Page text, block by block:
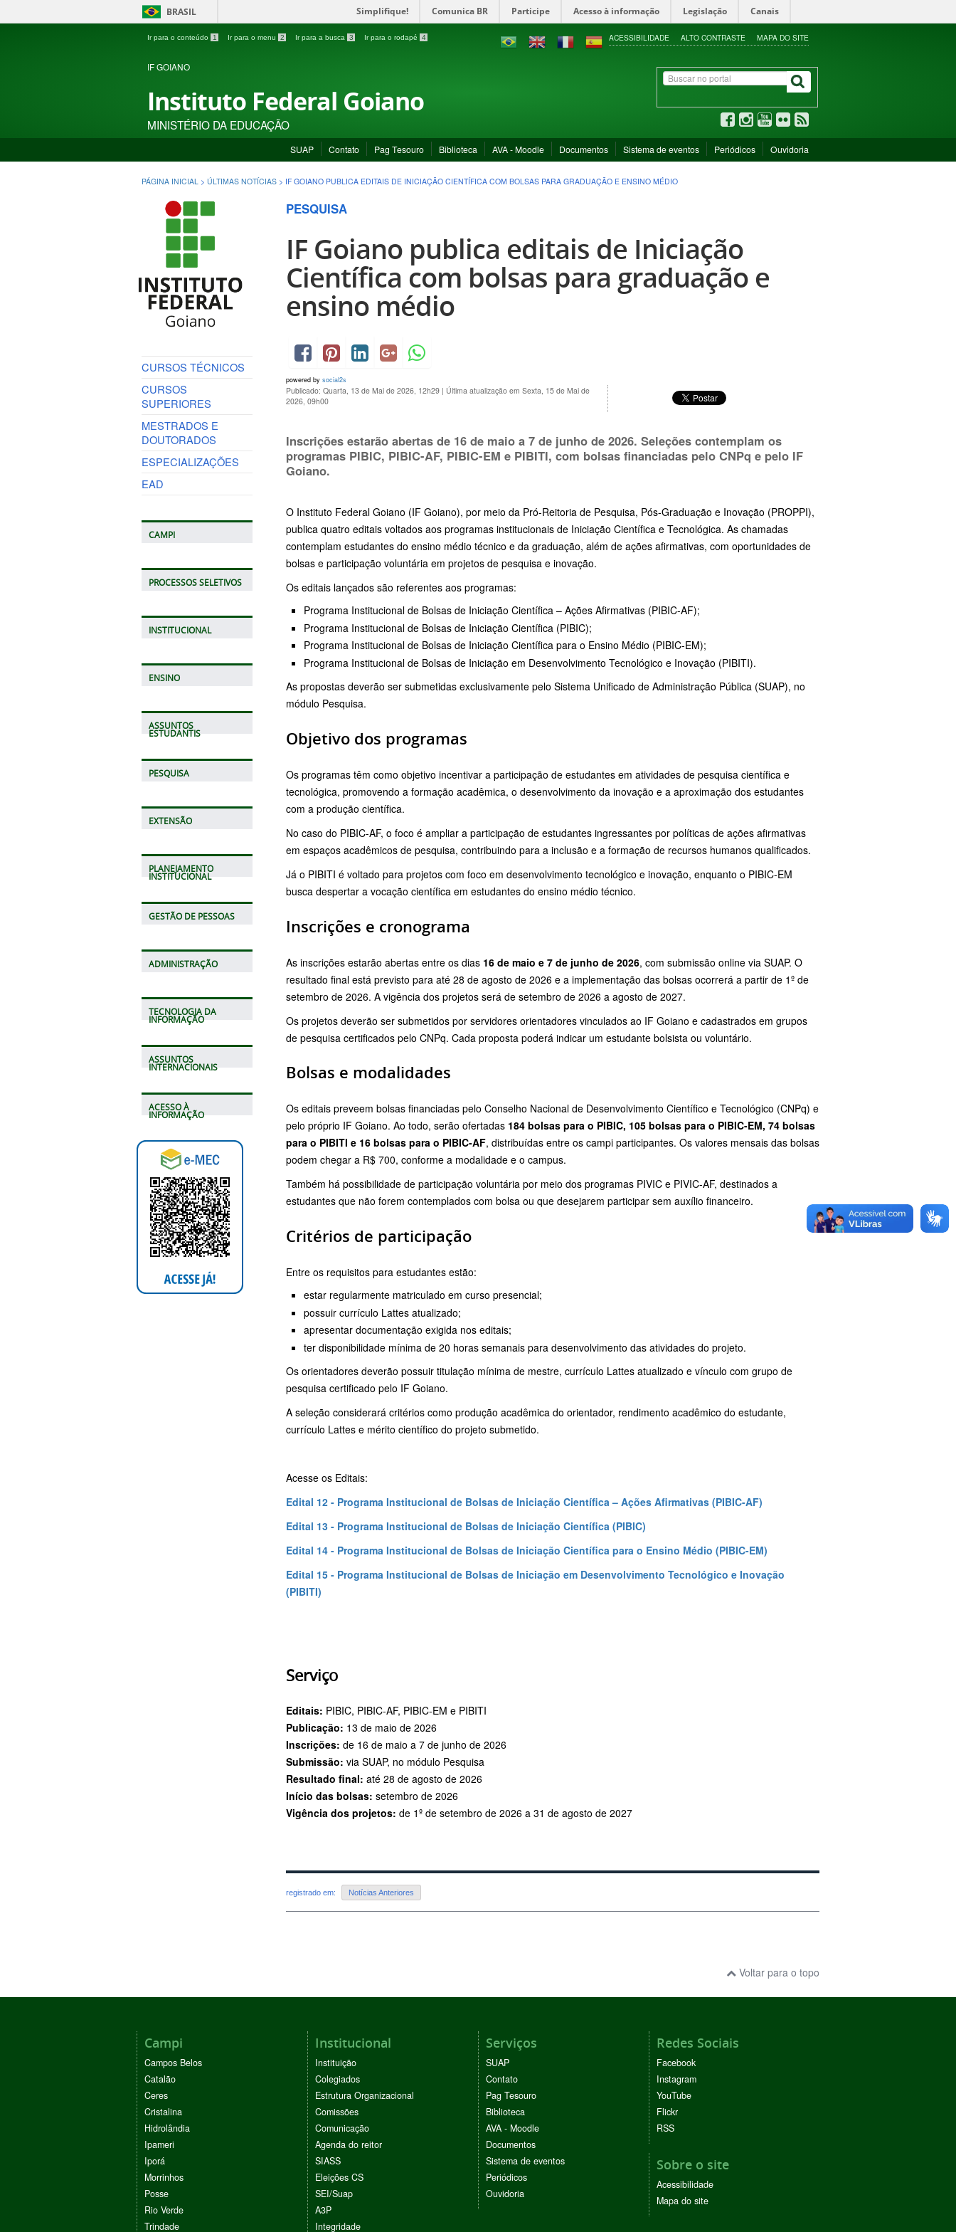
BRASIL Simplifique! Comunica BR Participe Acesso à informação Legislação Canais
Ir para o conteúdo 1 Ir para o menu 2 Ir para a busca 3 Ir para o rodapé 4 ACESSIBILIDADE ALTO CONTRASTE MAPA DO SITE
IF GOIANO
Instituto Federal Goiano
MINISTÉRIO DA EDUCAÇÃO
SUAP Contato Pag Tesouro Biblioteca AVA - Moodle Documentos Sistema de eventos Periódicos Ouvidoria
PÁGINA INICIAL > ÚLTIMAS NOTÍCIAS > IF GOIANO PUBLICA EDITAIS DE INICIAÇÃO CIENTÍFICA COM BOLSAS PARA GRADUAÇÃO E ENSINO MÉDIO
CURSOS TÉCNICOS
CURSOS
SUPERIORES
MESTRADOS E
DOUTORADOS
ESPECIALIZAÇÕES
EAD
CAMPI
PROCESSOS SELETIVOS
INSTITUCIONAL
ENSINO
ASSUNTOS
ESTUDANTIS
PESQUISA
EXTENSÃO
PLANEJAMENTO
INSTITUCIONAL
GESTÃO DE PESSOAS
ADMINISTRAÇÃO
TECNOLOGIA DA
INFORMAÇÃO
ASSUNTOS
INTERNACIONAIS
ACESSO À
INFORMAÇÃO
PESQUISA
IF Goiano publica editais de Iniciação
Científica com bolsas para graduação e
ensino médio
powered by social2s
Publicado: Quarta, 13 de Mai de 2026, 12h29 | Última atualização em Sexta, 15 de Mai de
2026, 09h00
Inscrições estarão abertas de 16 de maio a 7 de junho de 2026. Seleções contemplam os
programas PIBIC, PIBIC-AF, PIBIC-EM e PIBITI, com bolsas financiadas pelo CNPq e pelo IF
Goiano.
O Instituto Federal Goiano (IF Goiano), por meio da Pró-Reitoria de Pesquisa, Pós-Graduação e Inovação (PROPPI),
publica quatro editais voltados aos programas institucionais de Iniciação Científica e Tecnológica. As chamadas
contemplam estudantes do ensino médio técnico e da graduação, além de ações afirmativas, com oportunidades de
bolsas e participação voluntária em projetos de pesquisa e inovação.
Os editais lançados são referentes aos programas:
Programa Institucional de Bolsas de Iniciação Científica – Ações Afirmativas (PIBIC-AF);
Programa Institucional de Bolsas de Iniciação Científica (PIBIC);
Programa Institucional de Bolsas de Iniciação Científica para o Ensino Médio (PIBIC-EM);
Programa Institucional de Bolsas de Iniciação em Desenvolvimento Tecnológico e Inovação (PIBITI).
As propostas deverão ser submetidas exclusivamente pelo Sistema Unificado de Administração Pública (SUAP), no
módulo Pesquisa.
Objetivo dos programas
Os programas têm como objetivo incentivar a participação de estudantes em atividades de pesquisa científica e
tecnológica, promovendo a formação acadêmica, o desenvolvimento da inovação e a aproximação dos estudantes
com a produção científica.
No caso do PIBIC-AF, o foco é ampliar a participação de estudantes ingressantes por políticas de ações afirmativas
em espaços acadêmicos de pesquisa, contribuindo para a inclusão e a formação de recursos humanos qualificados.
Já o PIBITI é voltado para projetos com foco em desenvolvimento tecnológico e inovação, enquanto o PIBIC-EM
busca despertar a vocação científica em estudantes do ensino médio técnico.
Inscrições e cronograma
As inscrições estarão abertas entre os dias 16 de maio e 7 de junho de 2026, com submissão online via SUAP. O
resultado final está previsto para até 28 de agosto de 2026 e a implementação das bolsas ocorrerá a partir de 1º de
setembro de 2026. A vigência dos projetos será de setembro de 2026 a agosto de 2027.
Os projetos deverão ser submetidos por servidores orientadores vinculados ao IF Goiano e cadastrados em grupos
de pesquisa certificados pelo CNPq. Cada proposta poderá indicar um estudante bolsista ou voluntário.
Bolsas e modalidades
Os editais preveem bolsas financiadas pelo Conselho Nacional de Desenvolvimento Científico e Tecnológico (CNPq) e
pelo próprio IF Goiano. Ao todo, serão ofertadas 184 bolsas para o PIBIC, 105 bolsas para o PIBIC-EM, 74 bolsas
para o PIBITI e 16 bolsas para o PIBIC-AF, distribuídas entre os campi participantes. Os valores mensais das bolsas
podem chegar a R$ 700, conforme a modalidade e o campus.
Também há possibilidade de participação voluntária por meio dos programas PIVIC e PIVIC-AF, destinados a
estudantes que não forem contemplados com bolsa ou que desejarem participar sem auxílio financeiro.
Critérios de participação
Entre os requisitos para estudantes estão:
estar regularmente matriculado em curso presencial;
possuir currículo Lattes atualizado;
apresentar documentação exigida nos editais;
ter disponibilidade mínima de 20 horas semanais para desenvolvimento das atividades do projeto.
Os orientadores deverão possuir titulação mínima de mestre, currículo Lattes atualizado e vínculo com grupo de
pesquisa certificado pelo IF Goiano.
A seleção considerará critérios como produção acadêmica do orientador, rendimento acadêmico do estudante,
currículo Lattes e mérito científico do projeto submetido.
Acesse os Editais:
Edital 12 - Programa Institucional de Bolsas de Iniciação Científica – Ações Afirmativas (PIBIC-AF)
Edital 13 - Programa Institucional de Bolsas de Iniciação Científica (PIBIC)
Edital 14 - Programa Institucional de Bolsas de Iniciação Científica para o Ensino Médio (PIBIC-EM)
Edital 15 - Programa Institucional de Bolsas de Iniciação em Desenvolvimento Tecnológico e Inovação
(PIBITI)
Serviço
Editais: PIBIC, PIBIC-AF, PIBIC-EM e PIBITI
Publicação: 13 de maio de 2026
Inscrições: de 16 de maio a 7 de junho de 2026
Submissão: via SUAP, no módulo Pesquisa
Resultado final: até 28 de agosto de 2026
Início das bolsas: setembro de 2026
Vigência dos projetos: de 1º de setembro de 2026 a 31 de agosto de 2027
registrado em: Notícias Anteriores
Voltar para o topo
Campi
Campos Belos
Catalão
Ceres
Cristalina
Hidrolândia
Ipameri
Iporá
Morrinhos
Posse
Rio Verde
Trindade
Institucional
Instituição
Colegiados
Estrutura Organizacional
Comissões
Comunicação
Agenda do reitor
SIASS
Eleições CS
SEI/Suap
A3P
Integridade
Serviços
SUAP
Contato
Pag Tesouro
Biblioteca
AVA - Moodle
Documentos
Sistema de eventos
Periódicos
Ouvidoria
Redes Sociais
Facebook
Instagram
YouTube
Flickr
RSS
Sobre o site
Acessibilidade
Mapa do site